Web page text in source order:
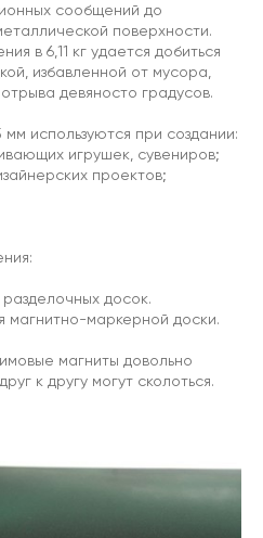
сообщений до
поверхности.
в 6,11 кг удается добиться
избавленной от мусора,
девяносто градусов.
используются при создании:
игрушек, сувениров;
проектов;
досок.
магнитно-маркерной доски.
магниты довольно
к другу могут сколоться.